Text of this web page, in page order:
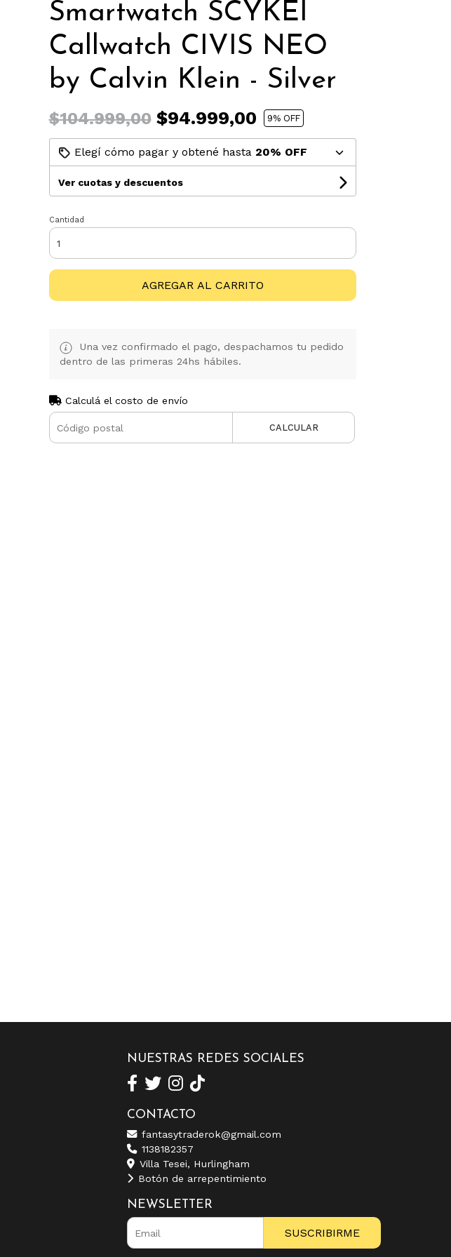
Smartwatch SCYKEI
Callwatch CIVIS NEO
by Calvin Klein - Silver
$104.999,00$94.999,00 9% OFF
Elegí cómo pagar y obtené hasta 20% OFF
Ver cuotas y descuentos
Cantidad
AGREGAR AL CARRITO
Una vez confirmado el pago, despachamos tu pedido
dentro de las primeras 24hs hábiles.
Calculá el costo de envío
CALCULAR
NUESTRAS REDES SOCIALES
CONTACTO
fantasytraderok@gmail.com
1138182357
Villa Tesei, Hurlingham
Botón de arrepentimiento
NEWSLETTER
SUSCRIBIRME